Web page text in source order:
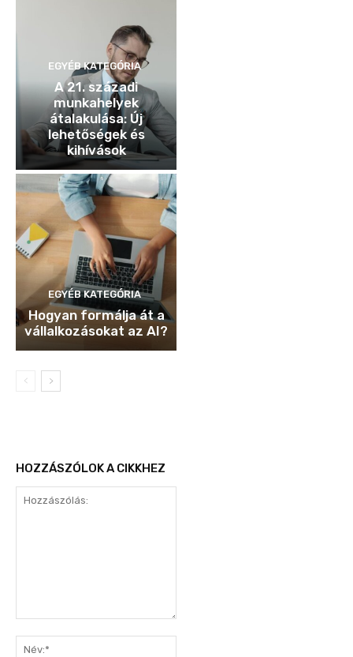
EGYÉB KATEGÓRIA
A 21. századi
munkahelyek
átalakulása: Új
lehetőségek és
kihívások
EGYÉB KATEGÓRIA
Hogyan formálja át a
vállalkozásokat az AI?
HOZZÁSZÓLOK A CIKKHEZ